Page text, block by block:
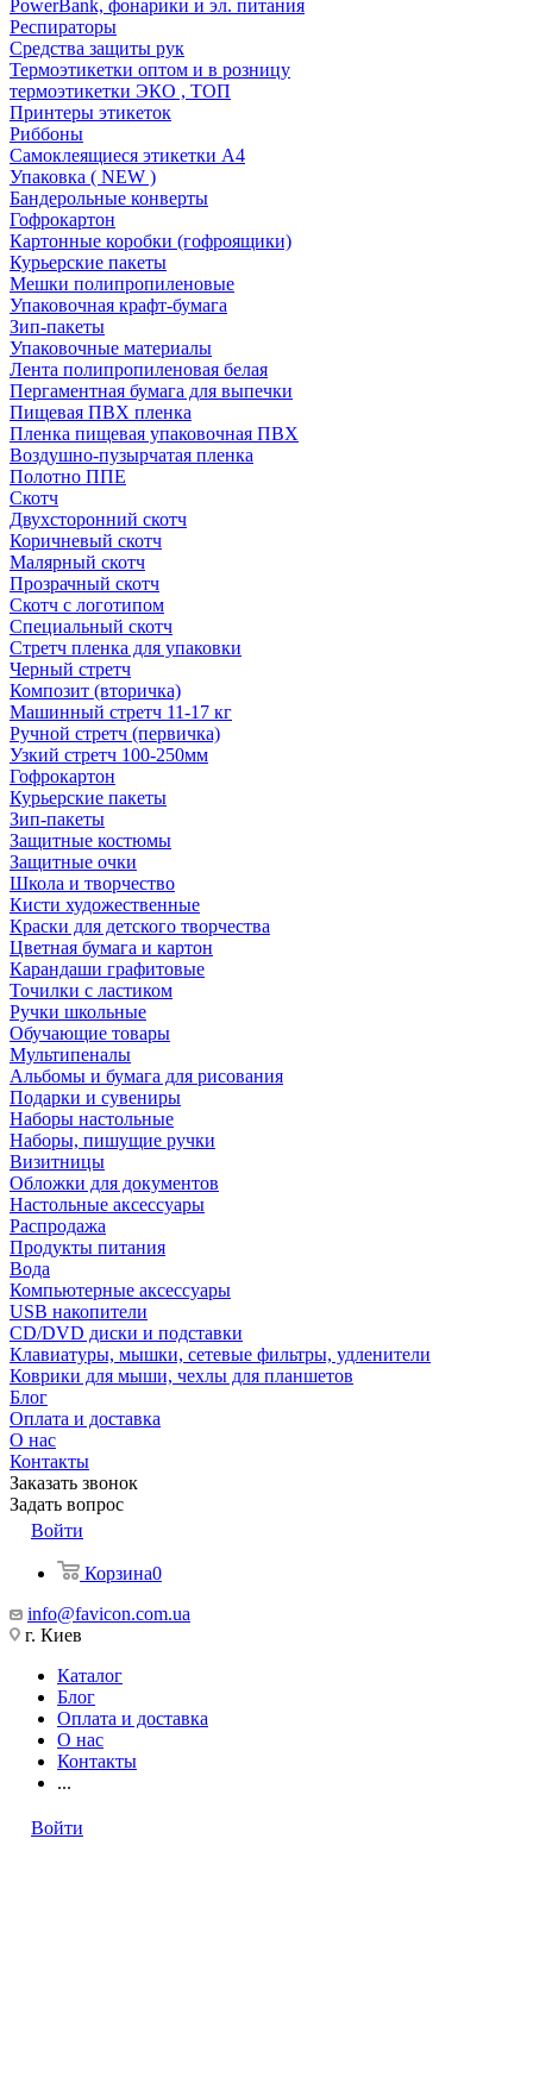
PowerBank, фонарики и эл. питания
Респираторы
Средства защиты рук
Термоэтикетки оптом и в розницу
термоэтикетки ЭКО , ТОП
Принтеры этикеток
Риббоны
Самоклеящиеся этикетки А4
Упаковка ( NEW )
Бандерольные конверты
Гофрокартон
Картонные коробки (гофроящики)
Курьерские пакеты
Мешки полипропиленовые
Упаковочная крафт-бумага
Зип-пакеты
Упаковочные материалы
Лента полипропиленовая белая
Пергаментная бумага для выпечки
Пищевая ПВХ пленка
Пленка пищевая упаковочная ПВХ
Воздушно-пузырчатая пленка
Полотно ППЕ
Скотч
Двухсторонний скотч
Коричневый скотч
Малярный скотч
Прозрачный скотч
Скотч с логотипом
Специальный скотч
Стретч пленка для упаковки
Черный стретч
Композит (вторичка)
Машинный стретч 11-17 кг
Ручной стретч (первичка)
Узкий стретч 100-250мм
Гофрокартон
Курьерские пакеты
Зип-пакеты
Защитные костюмы
Защитные очки
Школа и творчество
Кисти художественные
Краски для детского творчества
Цветная бумага и картон
Карандаши графитовые
Точилки с ластиком
Ручки школьные
Обучающие товары
Мультипеналы
Альбомы и бумага для рисования
Подарки и сувениры
Наборы настольные
Наборы, пишущие ручки
Визитницы
Обложки для документов
Настольные аксессуары
Распродажа
Продукты питания
Вода
Компьютерные аксессуары
USB накопители
CD/DVD диски и подставки
Клавиатуры, мышки, сетевые фильтры, удленители
Коврики для мыши, чехлы для планшетов
Блог
Оплата и доставка
О нас
Контакты
Заказать звонок
Задать вопрос
Войти
Корзина0
info@favicon.com.ua
г. Киев
Каталог
Блог
Оплата и доставка
О нас
Контакты
...
Войти